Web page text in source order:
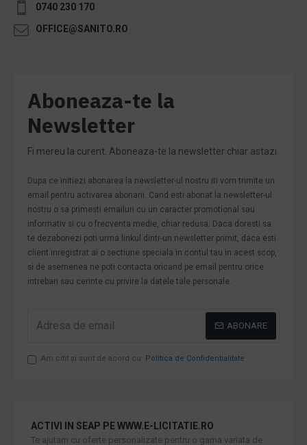
0740 230 170
OFFICE@SANITO.RO
Aboneaza-te la
Newsletter
Fi mereu la curent. Aboneaza-te la newsletter chiar astazi.
Dupa ce initiezi abonarea la newsletter-ul nostru iti vom trimite un
email pentru activarea abonarii. Cand esti abonat la newsletter-ul
nostru o sa primesti emailuri cu un caracter promotional sau
informativ si cu o frecventa medie, chiar redusa. Daca doresti sa
te dezabonezi poti urma linkul dintr-un newsletter primit, daca esti
client inregistrat ai o sectiune speciala in contul tau in acest scop,
si de asemenea ne poti contacta oricand pe email pentru orice
intrebari sau cerinte cu privire la datele tale personale.
ABONARE
Am citit şi sunt de acord cu Politica de Confidentialitate
ACTIVI IN SEAP PE WWW.E-LICITATIE.RO
Te ajutam cu oferte personalizate pentru o gama variata de